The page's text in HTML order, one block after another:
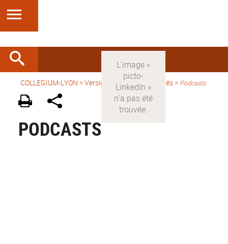
COLLEGIUM-LYON >Version française> Activités> Podcasts
PODCASTS